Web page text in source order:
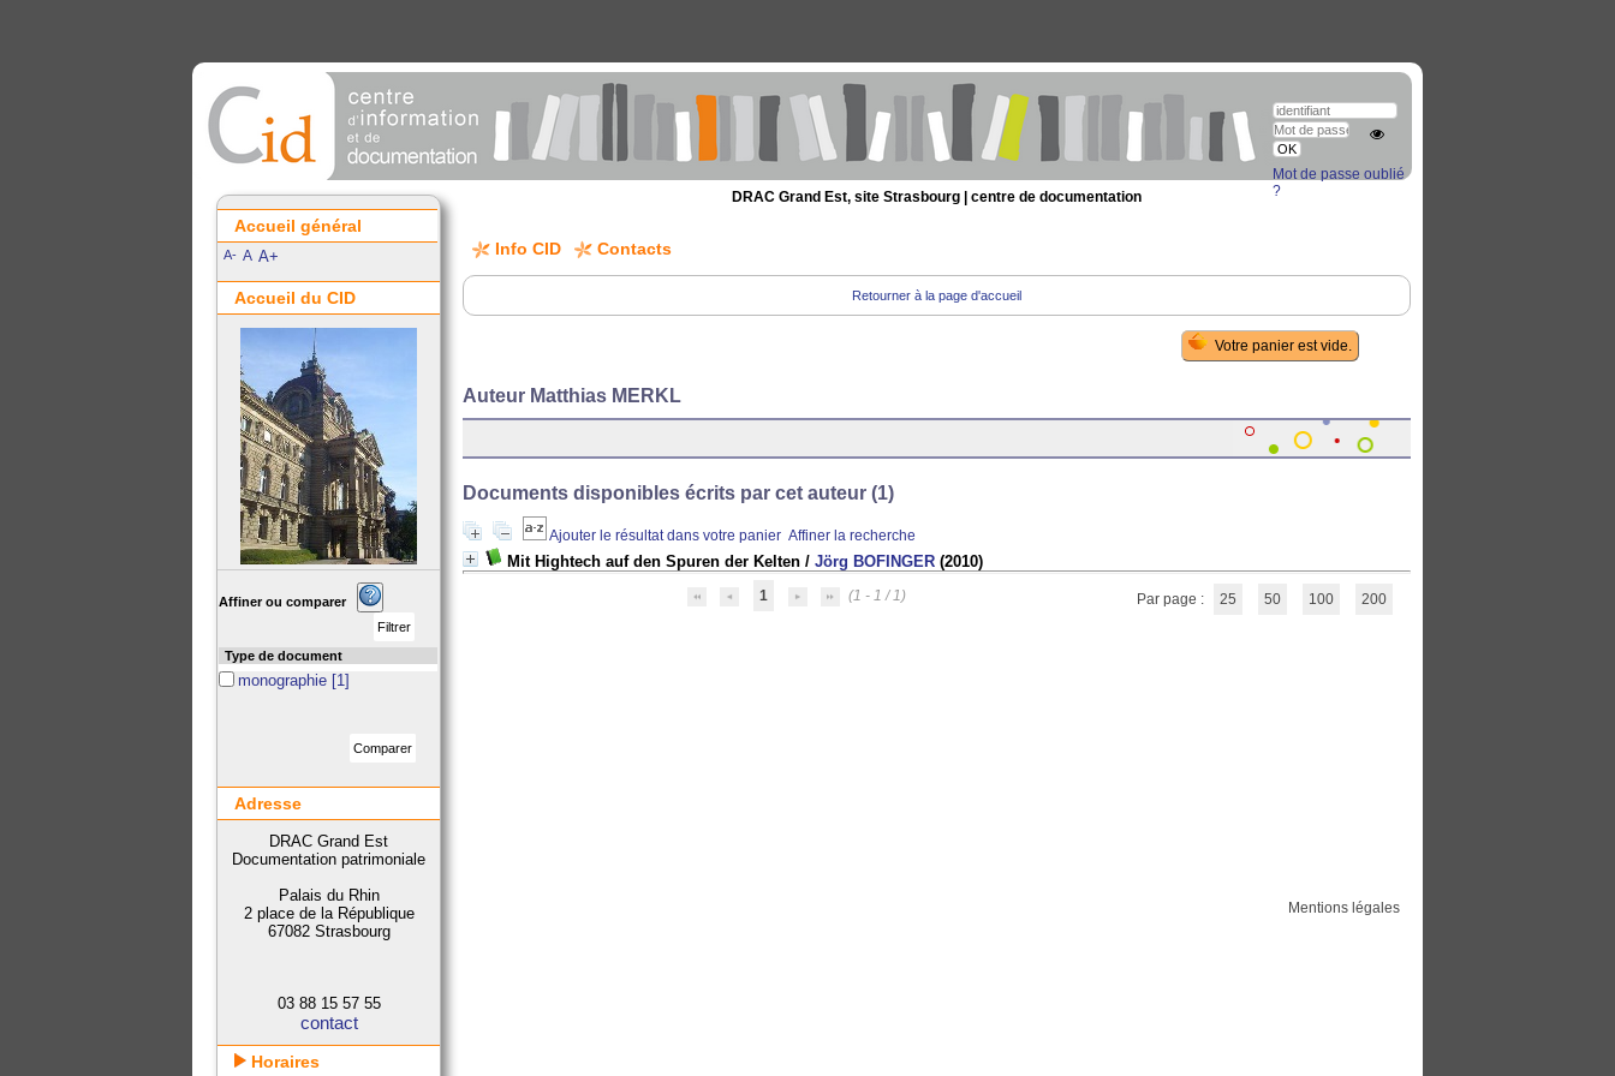
DRAC Grand Est, site Strasbourg | centre de documentation
Info CID Contacts
Retourner à la page d'accueil
Auteur Matthias MERKL
Documents disponibles écrits par cet auteur (1)
Ajouter le résultat dans votre panier Affiner la recherche
Mit Hightech auf den Spuren der Kelten /Jörg BOFINGER (2010)
1 (1 - 1 / 1) Par page : 25 50 100 200
Mentions légales
Accueil général
A- A A+
Accueil du CID
Mot de passe oublié
?
Affiner ou comparer
Type de document
monographie [1]
Adresse
DRAC Grand Est
Documentation patrimoniale
Palais du Rhin
2 place de la République
67082 Strasbourg
03 88 15 57 55
contact
Horaires